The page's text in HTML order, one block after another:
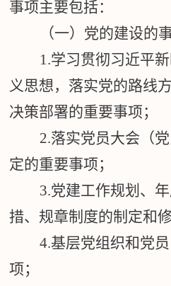
事项主要包括：
（一）党的建设的
1.学习贯彻习近平
义思想，落实党的路线
决策部署的重要事项；
2.落实党员大会（
定的重要事项；
3.党建工作规划、
措、规章制度的制定和
4.基层党组织和党
项；